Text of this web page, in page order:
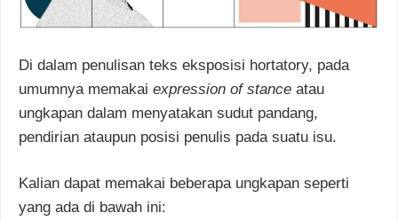
Di dalam penulisan teks eksposisi hortatory, pada
umumnya memakai expression of stance atau
ungkapan dalam menyatakan sudut pandang,
pendirian ataupun posisi penulis pada suatu isu.
Kalian dapat memakai beberapa ungkapan seperti
yang ada di bawah ini: